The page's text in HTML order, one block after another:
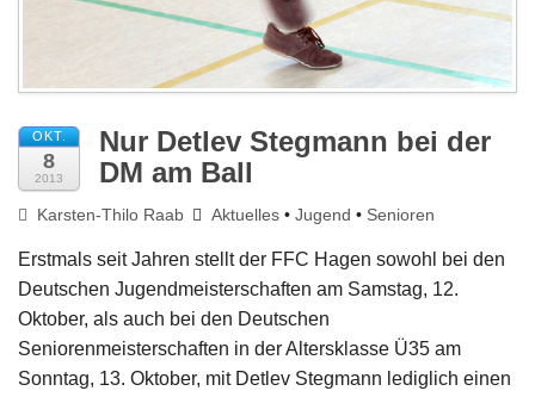
OKT.
8
2013
Nur Detlev Stegmann bei der
DM am Ball
Karsten-Thilo Raab Aktuelles •Jugend • Senioren
Erstmals seit Jahren stellt der FFC Hagen sowohl bei den
Deutschen Jugendmeisterschaften am Samstag, 12.
Oktober, als auch bei den Deutschen
Seniorenmeisterschaften in der Altersklasse Ü35 am
Sonntag, 13. Oktober, mit Detlev Stegmann lediglich einen